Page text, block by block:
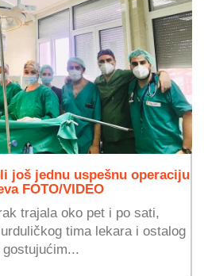
još jednu uspešnu operaciju
FOTO/VIDEO
trajala oko pet i po sati,
tima lekara i ostalog